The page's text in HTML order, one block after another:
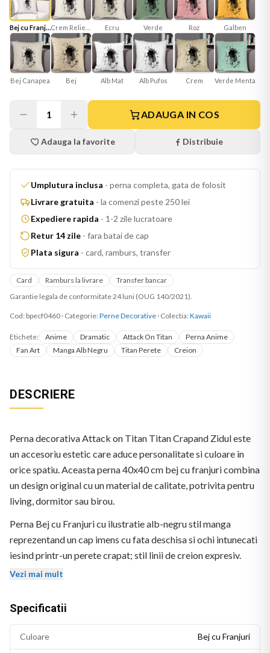
Bej cu Franjuri Ecru Verde Roz Galben
Bej Canapea Bej Alb Mat Alb Pufos Crem Verde Menta
1 ADAUGA IN COS
Adauga la favorite Distribuie
Umplutura inclusa - perna completa, gata de folosit
Livrare gratuita - la comenzi peste 250 lei
Expediere rapida - 1-2 zile lucratoare
Retur 14 zile - fara batai de cap
Plata sigura - card, ramburs, transfer
Card Ramburs la livrare
Transfer bancar
Garantie legala de conformitate 24 luni (OUG 140/2021).
Cod: bpecf0460 · Categorie: Perne Decorative · Colectia: Kawaii
Etichete: Anime Dramatic Attack On Titan
Perna Anime
Fan Art
Manga Alb Negru Titan Perete Creion
DESCRIERE
Perna decorativa Attack on Titan Titan Crapand Zidul este
un accesoriu estetic care aduce personalitate si culoare in
orice spatiu. Aceasta perna 40x40 cm bej cu franjuri combina
un design original cu un material de calitate, potrivita pentru
living, dormitor sau birou.
Perna Bej cu Franjuri cu ilustratie alb-negru stil manga
reprezentand un cap imens cu fata deschisa si ochi intunecati
iesind printr-un perete crapat; stil linii de creion expresiv.
Fara text. Logo BEKZ in coltul stanga-jos.
Vezi mai mult
Specificatii
Culoare Bej cu Franjuri